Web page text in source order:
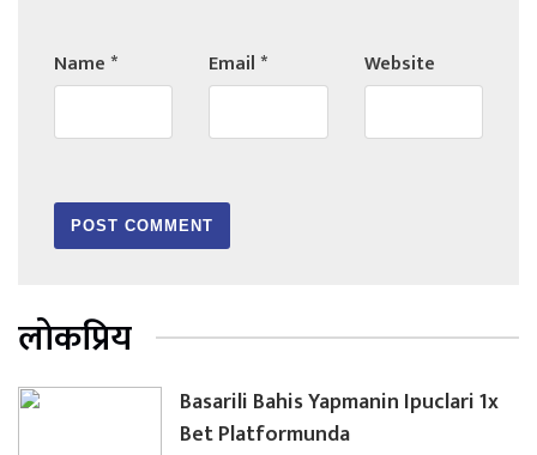
Name* Email* Website
लोकप्रिय
Basarili Bahis Yapmanin Ipuclari 1x
Bet Platformunda